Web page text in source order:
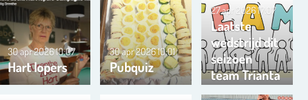
Hart lopers
30 apr 202610:07
Pubquiz
30 apr 202610:01
Laatste
wedstrijd dit
seizoen
team Trianta
01
27 apr 202617:07